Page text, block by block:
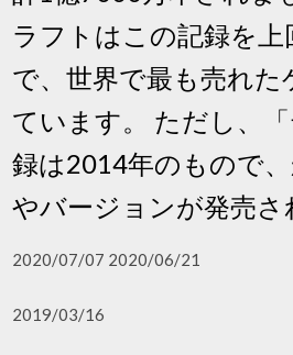
ラフトはこの記録を
で、世界で最も売れた
ています。 ただし、
録は2014年のもので
やバージョンが発売
2020/07/07 2020/06/21
2019/03/16